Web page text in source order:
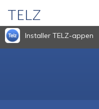
TELZ
Installer TELZ-appen